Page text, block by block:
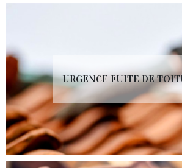
URGENCE FUITE DE